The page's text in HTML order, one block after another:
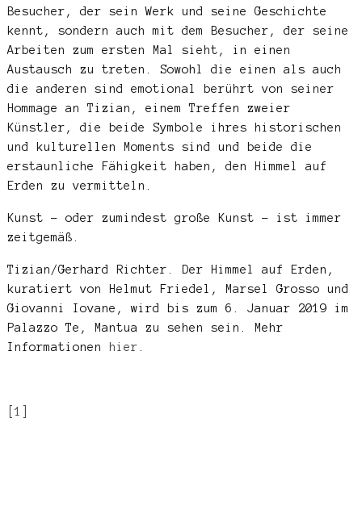
Besucher, der sein Werk und seine Geschichte
kennt, sondern auch mit dem Besucher, der seine
Arbeiten zum ersten Mal sieht, in einen
Austausch zu treten. Sowohl die einen als auch
die anderen sind emotional berührt von seiner
Hommage an Tizian, einem Treffen zweier
Künstler, die beide Symbole ihres historischen
und kulturellen Moments sind und beide die
erstaunliche Fähigkeit haben, den Himmel auf
Erden zu vermitteln.
Kunst – oder zumindest große Kunst – ist immer
zeitgemäß.
Tizian/Gerhard Richter. Der Himmel auf Erden,
kuratiert von Helmut Friedel, Marsel Grosso und
Giovanni Iovane, wird bis zum 6. Januar 2019 im
Palazzo Te, Mantua zu sehen sein. Mehr
Informationen hier
[1]